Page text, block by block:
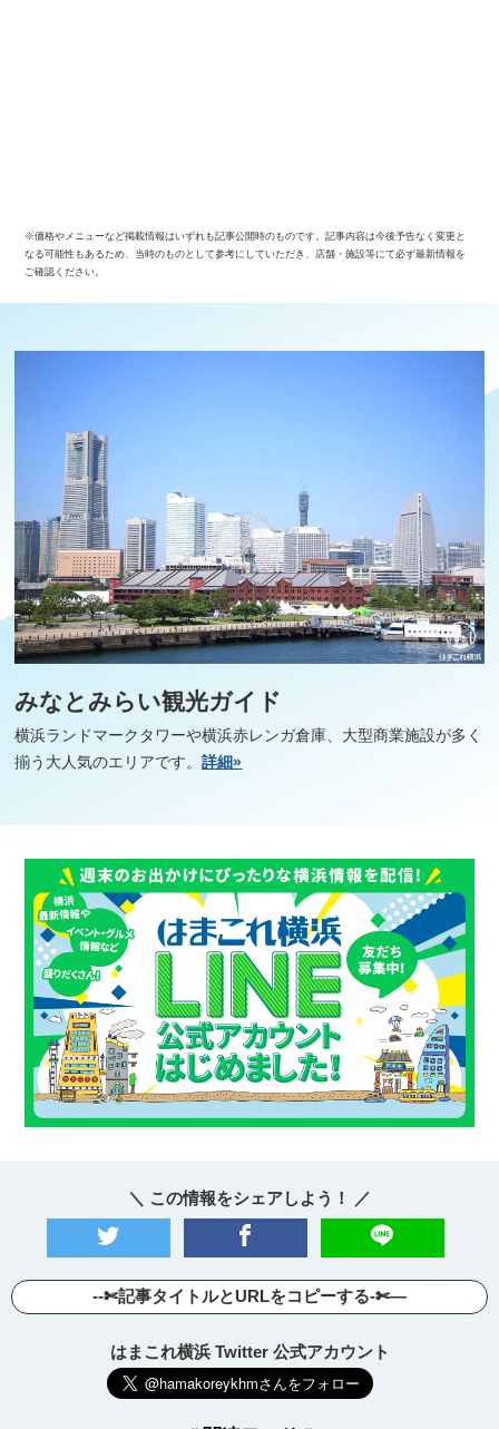
※価格やメニューなど掲載情報はいずれも記事公開時のものです。記事内容は今後予告なく変更と
なる可能性もあるため、当時のものとして参考にしていただき、店舗・施設等にて必ず最新情報を
ご確認ください。
みなとみらい観光ガイド
横浜ランドマークタワーや横浜赤レンガ倉庫、大型商業施設が多く
揃う大人気のエリアです。詳細»
＼ この情報をシェアしよう！ ／
--✄記事タイトルとURLをコピーする-✄—
はまこれ横浜 Twitter 公式アカウント